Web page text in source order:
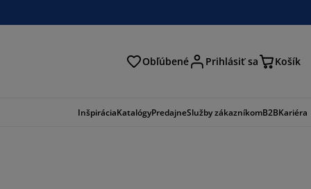
Obľúbené Prihlásiť sa Košík
InšpiráciaKatalógyPredajneSlužby zákazníkomB2BKariéra